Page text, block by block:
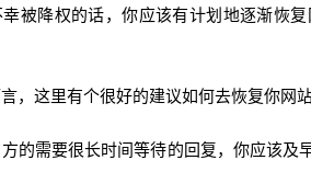
被降权的话，你应该有计划地逐渐恢
，这里有个很好的建议如何去恢复你网站
的需要很长时间等待的回复，你应该及